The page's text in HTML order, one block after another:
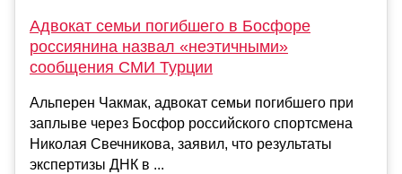
Адвокат семьи погибшего в Босфоре
россиянина назвал «неэтичными»
сообщения СМИ Турции
Альперен Чакмак, адвокат семьи погибшего при
заплыве через Босфор российского спортсмена
Николая Свечникова, заявил, что результаты
экспертизы ДНК в ...